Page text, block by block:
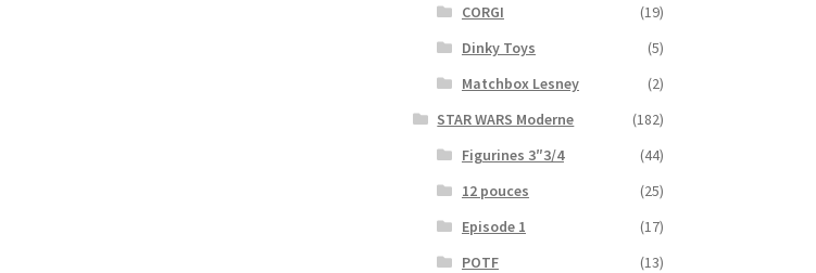
CORGI
(19)
Dinky Toys
(5)
Matchbox Lesney
(2)
STAR WARS Moderne
(182)
Figurines 3″3/4
(44)
12 pouces
(25)
Episode 1
(17)
POTF
(13)